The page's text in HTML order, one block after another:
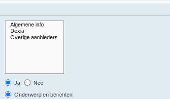
Ja
Nee
Onderwerp en berichten